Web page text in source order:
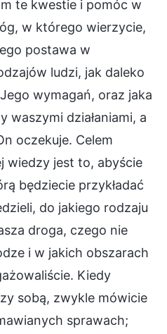
te kwestie i pomóc w
w którego wierzycie,
postawa w
ludzi, jak daleko
wymagań, oraz jaka
waszymi działaniami, a
oczekuje. Celem
wiedzy jest to, abyście
będziecie przykładać
do jakiego rodzaju
droga, czego nie
i w jakich obszarach
Kiedy
sobą, zwykle mówicie
sprawach;